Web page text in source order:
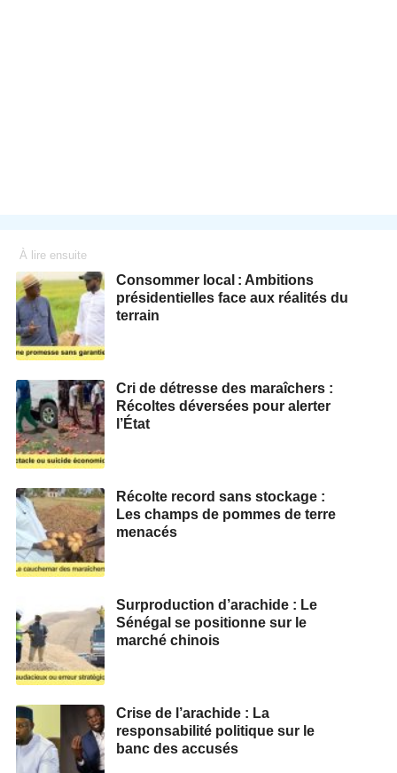
À lire ensuite
Consommer local : Ambitions
présidentielles face aux réalités du
terrain
Cri de détresse des maraîchers :
Récoltes déversées pour alerter
l’État
Récolte record sans stockage :
Les champs de pommes de terre
menacés
Surproduction d’arachide : Le
Sénégal se positionne sur le
marché chinois
Crise de l’arachide : La
responsabilité politique sur le
banc des accusés